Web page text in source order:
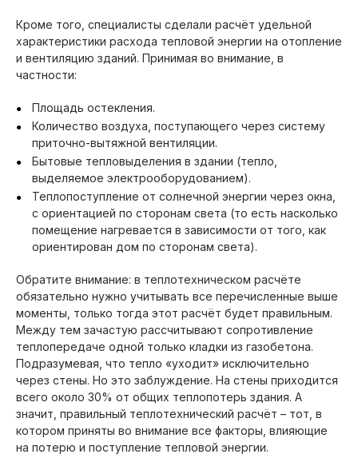
Кроме того, специалисты сделали расчёт удельной
характеристики расхода тепловой энергии на отопление
и вентиляцию зданий. Принимая во внимание, в
частности:
Площадь остекления.
Количество воздуха, поступающего через систему
приточно-вытяжной вентиляции.
Бытовые тепловыделения в здании (тепло,
выделяемое электрооборудованием).
Теплопоступление от солнечной энергии через окна,
с ориентацией по сторонам света (то есть насколько
помещение нагревается в зависимости от того, как
ориентирован дом по сторонам света).
Обратите внимание: в теплотехническом расчёте
обязательно нужно учитывать все перечисленные выше
моменты, только тогда этот расчёт будет правильным.
Между тем зачастую рассчитывают сопротивление
теплопередаче одной только кладки из газобетона.
Подразумевая, что тепло «уходит» исключительно
через стены. Но это заблуждение. На стены приходится
всего около 30% от общих теплопотерь здания. А
значит, правильный теплотехнический расчёт – тот, в
котором приняты во внимание все факторы, влияющие
на потерю и поступление тепловой энергии.